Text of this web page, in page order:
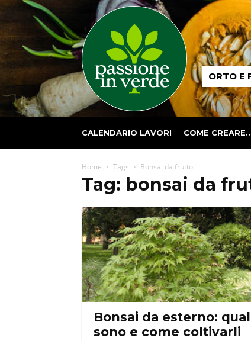
Passione
in ORTO E
CALENDARIO LAVORI COME
Home Tags Bonsai da frutto
Tag: bonsai da
Bonsai da esterno:
sono e come coltivarli